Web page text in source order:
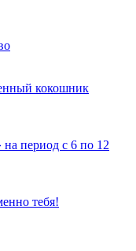
кокошник
на период с 6 по 12
тебя!